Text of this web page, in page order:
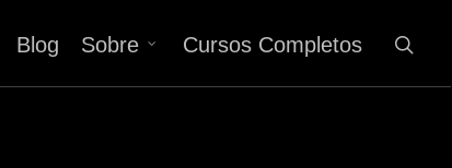
Blog Sobre Cursos Completos